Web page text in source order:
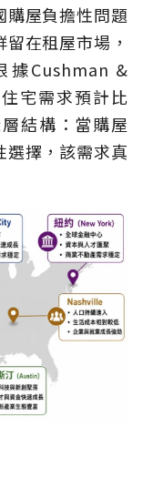
購屋負擔性問題
在租屋市場，
據Cushman &
宅需求預計比
結構：當購屋
選擇，該需求真